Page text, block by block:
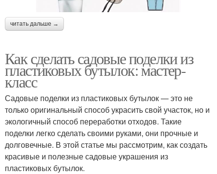
читать дальше →
Как сделать садовые поделки из
пластиковых бутылок: мастер-
класс
Садовые поделки из пластиковых бутылок — это не
только оригинальный способ украсить свой участок, но и
экологичный способ переработки отходов. Такие
поделки легко сделать своими руками, они прочные и
долговечные. В этой статье мы рассмотрим, как создать
красивые и полезные садовые украшения из
пластиковых бутылок.